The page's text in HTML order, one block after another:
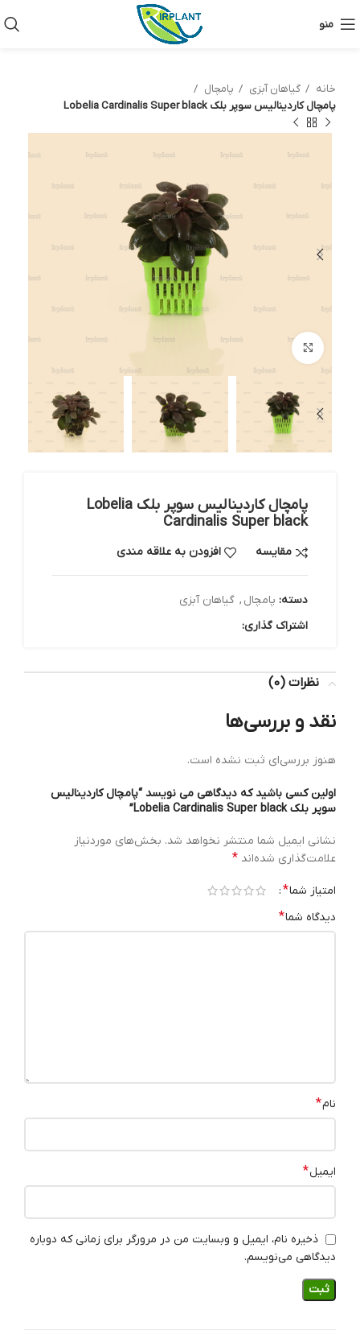
منو
خانه گیاهان آبزی
پامچال
پامچال کاردینالیس سوپر بلک Lobelia Cardinalis Super black
بزرگنمایی تصویر
پامچال کاردینالیس سوپر بلک Lobelia
Cardinalis Super black
مقایسه افزودن به علاقه مندی
دسته: پامچال , گیاهان آبزی
اشتراک گذاری:
نظرات (0)
نقد و بررسی‌ها
هنوز بررسی‌ای ثبت نشده است.
اولین کسی باشید که دیدگاهی می نویسد “پامچال کاردینالیس
سوپر بلک Lobelia Cardinalis Super black”
نشانی ایمیل شما منتشر نخواهد شد. بخش‌های موردنیاز
علامت‌گذاری شده‌اند *
امتیاز شما*
دیدگاه شما*
نام*
ایمیل*
ذخیره نام، ایمیل و وبسایت من در مرورگر برای زمانی که دوباره
دیدگاهی می‌نویسم.